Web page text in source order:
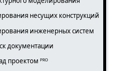
несущих конструкций
инженерных систем
документации
проектом ᴾᴿᴼ